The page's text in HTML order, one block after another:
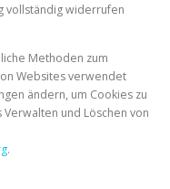
vollständig widerrufen
Methoden zum
Websites verwendet
ändern, um Cookies zu
und Löschen von
.